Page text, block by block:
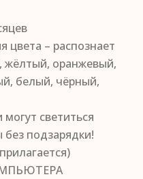
цвета – распознает
жёлтый, оранжевый,
белый, чёрный,
светиться
без подзарядки!